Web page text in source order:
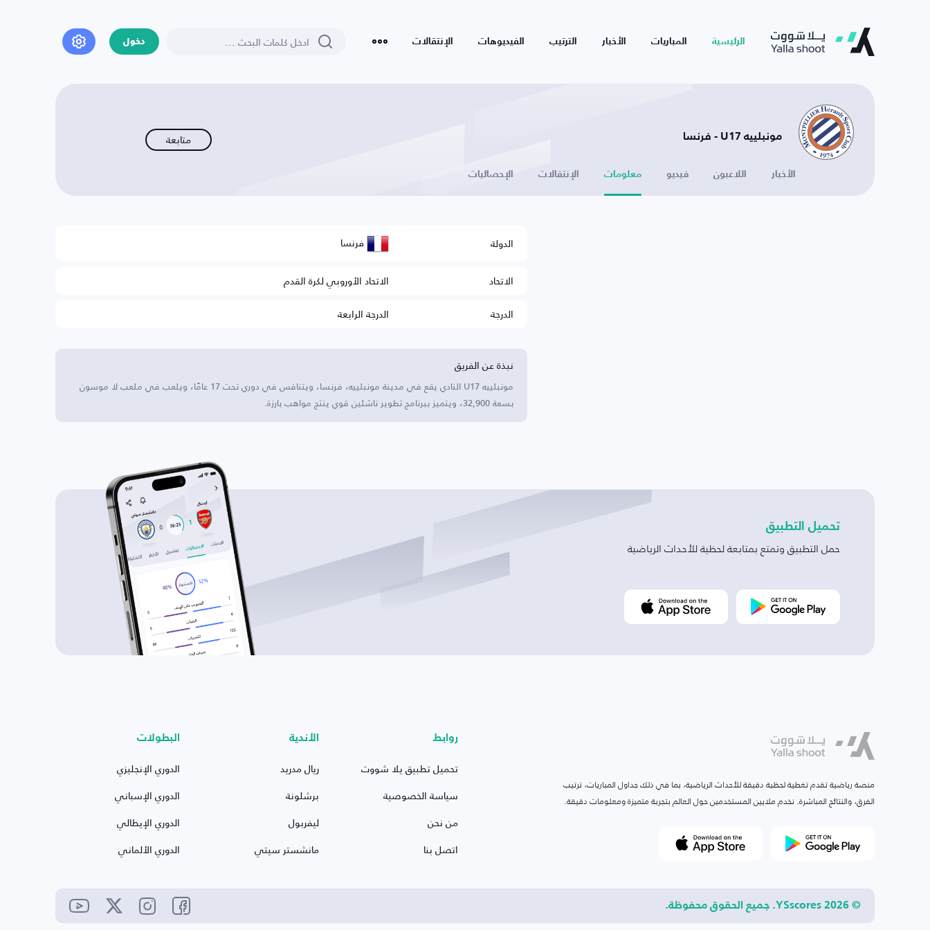
الرئيسية المباريات الأخبار الترتيب الفيديوهات الإنتقالات دخول
مونبلييه U17 - فرنسا متابعة
الأخبار اللاعبون فيديو معلومات الإنتقالات الإحصائيات
الدولة فرنسا
الاتحاد
الاتحاد الأوروبي لكرة القدم
الدرجة
الدرجة الرابعة
نبذة عن الفريق
مونبلييه U17 النادي يقع في مدينة مونبلييه، فرنسا، ويتنافس في دوري تحت 17 عامًا، ويلعب في ملعب لا موسون
بسعة 32,900، ويتميز ببرنامج تطوير ناشئين قوي ينتج مواهب بارزة.
تحميل التطبيق
حمل التطبيق وتمتع بمتابعة لحظية للأحداث الرياضية
منصة رياضية تقدم تغطية لحظية دقيقة للأحداث الرياضية، بما في ذلك جداول المباريات، ترتيب
الفرق، والنتائج المباشرة. نخدم ملايين المستخدمين حول العالم بتجربة متميزة ومعلومات دقيقة.
روابط
تحميل تطبيق يلا شووت
سياسة الخصوصية
من نحن
اتصل بنا
الأندية
ريال مدريد
برشلونة
ليفربول
مانشستر سيتي
البطولات
الدوري الإنجليزي
الدوري الإسباني
الدوري الإيطالي
الدوري الألماني
© 2026 YSscores. جميع الحقوق محفوظة.